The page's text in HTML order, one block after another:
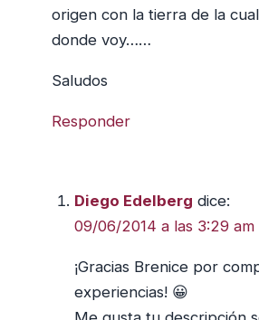
origen con la tierra de la
donde voy……
Saludos
Responder
Diego Edelberg dice:
09/06/2014 a las 3:29 am
¡Gracias Brenice por
experiencias! 😀